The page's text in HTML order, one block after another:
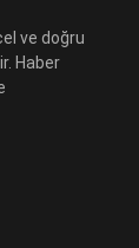
ve doğru
Haber